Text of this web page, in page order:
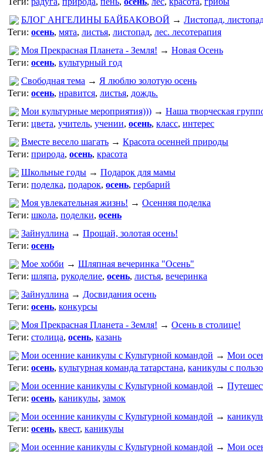
БЛОГ АНГЕЛИНЫ БАЙБАКОВОЙ → Листопад,
Теги: осень, мята, листья, листопад, лес. лесотерапия
Моя Прекрасная Планета - Земля! → Новая Осень
Теги: осень, культурный год
Свободная тема → Я люблю золотую осень
Теги: осень, нравится, листья, дождь.
Мои культурные мероприятия))) → Наша творческая
Теги: цвета, учитель, учении, осень, класс, интерес
Вместе весело шагать → Красота осенней природы
Теги: природа, осень, красота
Школьные годы → Подарок для мамы
Теги: поделка, подарок, осень, гербарий
Моя увлекательная жизнь! → Осенняя поделка
Теги: школа, поделки, осень
Зайнуллина → Прощай, золотая осень!
Теги: осень
Мое хобби → Шляпная вечеринка "Осень"
Теги: шляпа, рукоделие, осень, листья, вечеринка
Зайнуллина → Досвидания осень
Теги: осень, конкурсы
Моя Прекрасная Планета - Земля! → Осень в столице!
Теги: столица, осень, казань
Мои осенние каникулы с Культурной командой → Мои
Теги: осень, культурная команда татарстана, каникулы с
Мои осенние каникулы с Культурной командой →
Теги: осень, каникулы, замок
Мои осенние каникулы с Культурной командой →
Теги: осень, квест, каникулы
Мои осенние каникулы с Культурной командой → Мои